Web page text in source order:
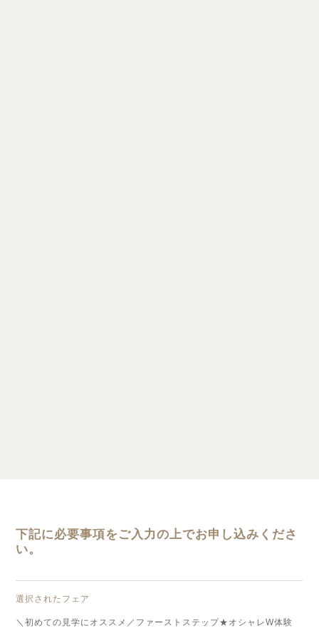
下記に必要事項をご入力の上でお申し込みくださ
い。
選択されたフェア
＼初めての見学にオススメ／ファーストステップ★オシャレW体験